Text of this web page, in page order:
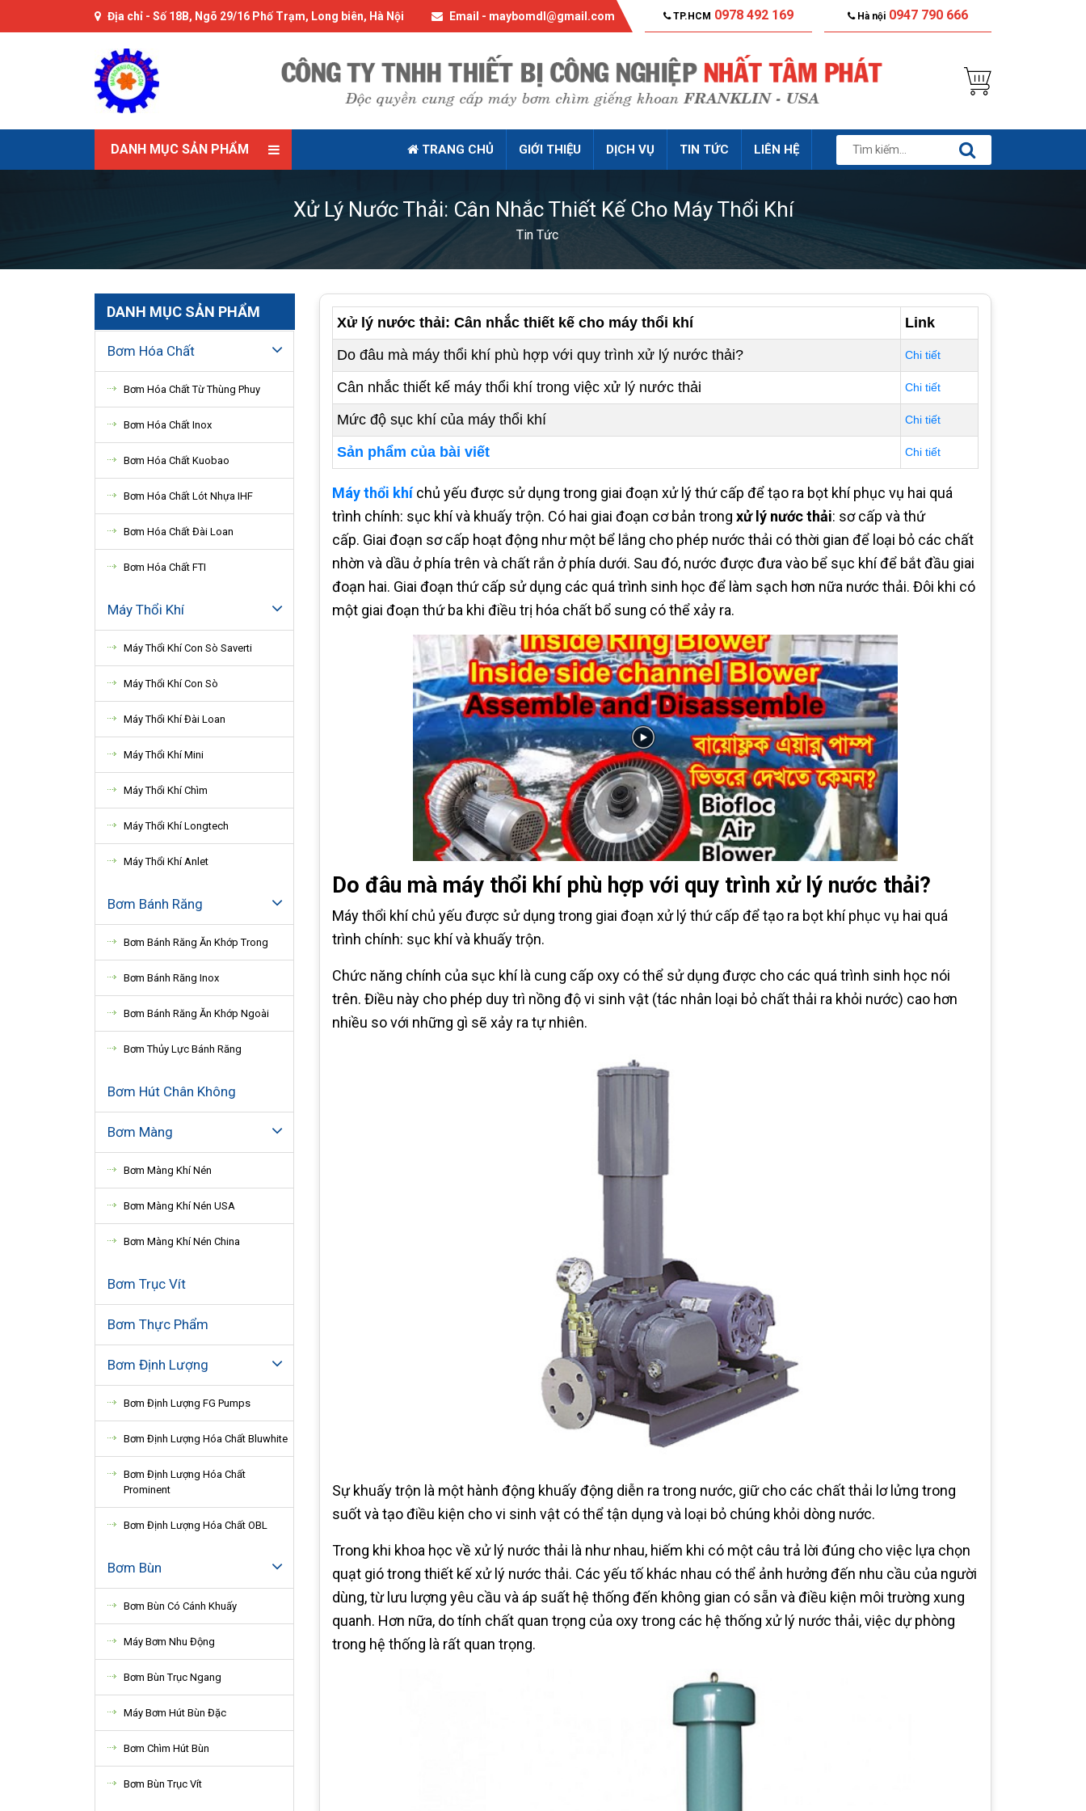
Địa chỉ - Số 18B, Ngõ 29/16 Phố Trạm, Long biên, Hà Nội Email - maybomdl@gmail.com TP.HCM 0978 492 169 Hà nội 0947 790 666
DANH MỤC SẢN PHẨM TRANG CHỦ GIỚI THIỆU DỊCH VỤ TIN TỨC LIÊN HỆ
Xử Lý Nước Thải: Cân Nhắc Thiết Kế Cho Máy Thổi Khí
Tin Tức
DANH MỤC SẢN PHẨM
Bơm Hóa Chất
Bơm Hóa Chất Từ Thùng Phuy
Bơm Hóa Chất Inox
Bơm Hóa Chất Kuobao
Bơm Hóa Chất Lót Nhựa IHF
Bơm Hóa Chất Đài Loan
Bơm Hóa Chất FTI
Máy Thổi Khí
Máy Thổi Khí Con Sò Saverti
Máy Thổi Khí Con Sò
Máy Thổi Khí Đài Loan
Máy Thổi Khí Mini
Máy Thổi Khí Chìm
Máy Thổi Khí Longtech
Máy Thổi Khí Anlet
Bơm Bánh Răng
Bơm Bánh Răng Ăn Khớp Trong
Bơm Bánh Răng Inox
Bơm Bánh Răng Ăn Khớp Ngoài
Bơm Thủy Lực Bánh Răng
Bơm Hút Chân Không
Bơm Màng
Bơm Màng Khí Nén
Bơm Màng Khí Nén USA
Bơm Màng Khí Nén China
Bơm Trục Vít
Bơm Thực Phẩm
Bơm Định Lượng
Bơm Định Lượng FG Pumps
Bơm Định Lượng Hóa Chất Bluwhite
Bơm Định Lượng Hóa Chất
Prominent
Bơm Định Lượng Hóa Chất OBL
Bơm Bùn
Bơm Bùn Có Cánh Khuấy
Máy Bơm Nhu Động
Bơm Bùn Trục Ngang
Máy Bơm Hút Bùn Đặc
Bơm Chìm Hút Bùn
Bơm Bùn Trục Vít
Xử lý nước thải: Cân nhắc thiết kế cho máy thổi khí
Link
Do đâu mà máy thổi khí phù hợp với quy trình xử lý nước thải?
Chi tiết
Cân nhắc thiết kế máy thổi khí trong việc xử lý nước thải Chi tiết
Mức độ sục khí của máy thổi khí Chi tiết
Sản phẩm của bài viết Chi tiết
Máy thổi khíchủ yếu được sử dụng trong giai đoạn xử lý thứ cấp để tạo ra bọt khí phục vụ hai quá
trình chính: sục khí và khuấy trộn. Có hai giai đoạn cơ bản trong xử lý nước thải: sơ cấp và thứ
cấp. Giai đoạn sơ cấp hoạt động như một bể lắng cho phép nước thải có thời gian để loại bỏ các chất
nhờn và dầu ở phía trên và chất rắn ở phía dưới. Sau đó, nước được đưa vào bể sục khí để bắt đầu giai
đoạn hai. Giai đoạn thứ cấp sử dụng các quá trình sinh học để làm sạch hơn nữa nước thải. Đôi khi có
một giai đoạn thứ ba khi điều trị hóa chất bổ sung có thể xảy ra.
Do đâu mà máy thổi khí phù hợp với quy trình xử lý nước thải?
Máy thổi khí chủ yếu được sử dụng trong giai đoạn xử lý thứ cấp để tạo ra bọt khí phục vụ hai quá
trình chính: sục khí và khuấy trộn.
Chức năng chính của sục khí là cung cấp oxy có thể sử dụng được cho các quá trình sinh học nói
trên. Điều này cho phép duy trì nồng độ vi sinh vật (tác nhân loại bỏ chất thải ra khỏi nước) cao hơn
nhiều so với những gì sẽ xảy ra tự nhiên.
Sự khuấy trộn là một hành động khuấy động diễn ra trong nước, giữ cho các chất thải lơ lửng trong
suốt và tạo điều kiện cho vi sinh vật có thể tận dụng và loại bỏ chúng khỏi dòng nước.
Trong khi khoa học về xử lý nước thải là như nhau, hiếm khi có một câu trả lời đúng cho việc lựa chọn
quạt gió trong thiết kế xử lý nước thải. Các yếu tố khác nhau có thể ảnh hưởng đến nhu cầu của người
dùng, từ lưu lượng yêu cầu và áp suất hệ thống đến không gian có sẵn và điều kiện môi trường xung
quanh. Hơn nữa, do tính chất quan trọng của oxy trong các hệ thống xử lý nước thải, việc dự phòng
trong hệ thống là rất quan trọng.